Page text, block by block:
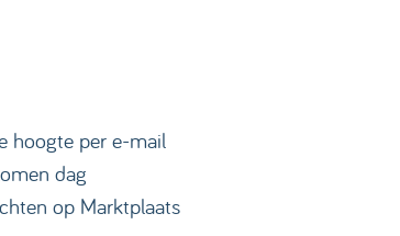
hoogte per e-mail
dag
op Marktplaats